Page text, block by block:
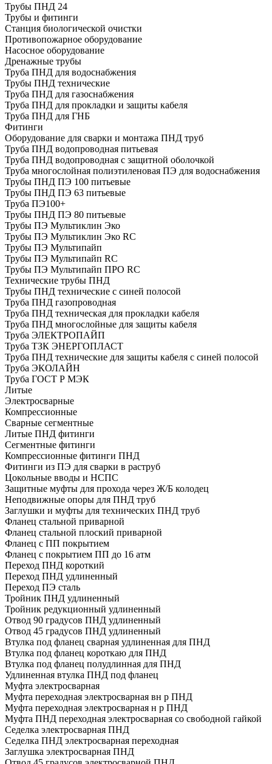
Трубы ПНД 24
Трубы и фитинги
Cтанция биологической очистки
Противопожарное оборудование
Насосное оборудование
Дренажные трубы
Труба ПНД для водоснабжения
Трубы ПНД технические
Труба ПНД для газоснабжения
Труба ПНД для прокладки и защиты кабеля
Труба ПНД для ГНБ
Фитинги
Оборудование для сварки и монтажа ПНД труб
Труба ПНД водопроводная питьевая
Труба ПНД водопроводная с защитной оболочкой
Труба многослойная полиэтиленовая ПЭ для водоснабжения
Трубы ПНД ПЭ 100 питьевые
Трубы ПНД ПЭ 63 питьевые
Труба ПЭ100+
Трубы ПНД ПЭ 80 питьевые
Трубы ПЭ Мультиклин Эко
Трубы ПЭ Мультиклин Эко RC
Трубы ПЭ Мультипайп
Трубы ПЭ Мультипайп RC
Трубы ПЭ Мультипайп ПРО RC
Технические трубы ПНД
Трубы ПНД технические с синей полосой
Труба ПНД газопроводная
Труба ПНД техническая для прокладки кабеля
Труба ПНД многослойные для защиты кабеля
Труба ЭЛЕКТРОПАЙП
Труба ТЗК ЭНЕРГОПЛАСТ
Труба ПНД технические для защиты кабеля с синей полосой
Труба ЭКОЛАЙН
Труба ГОСТ Р МЭК
Литые
Электросварные
Компрессионные
Сварные сегментные
Литые ПНД фитинги
Сегментные фитинги
Компрессионные фитинги ПНД
Фитинги из ПЭ для сварки в раструб
Цокольные вводы и НСПС
Защитные муфты для прохода через Ж/Б колодец
Неподвижные опоры для ПНД труб
Заглушки и муфты для технических ПНД труб
Фланец стальной приварной
Фланец стальной плоский приварной
Фланец с ПП покрытием
Фланец с покрытием ПП до 16 атм
Переход ПНД короткий
Переход ПНД удлиненный
Переход ПЭ сталь
Тройник ПНД удлиненный
Тройник редукционный удлиненный
Отвод 90 градусов ПНД удлиненный
Отвод 45 градусов ПНД удлиненный
Втулка под фланец сварная удлиненная для ПНД
Втулка под фланец короткаю для ПНД
Втулка под фланец полудлинная для ПНД
Удлиненная втулка ПНД под фланец
Муфта электросварная
Муфта переходная электросварная вн р ПНД
Муфта переходная электросварная н р ПНД
Муфта ПНД переходная электросварная со свободной гайкой
Седелка электросварная ПНД
Седелка ПНД электросварная переходная
Заглушка электросварная ПНД